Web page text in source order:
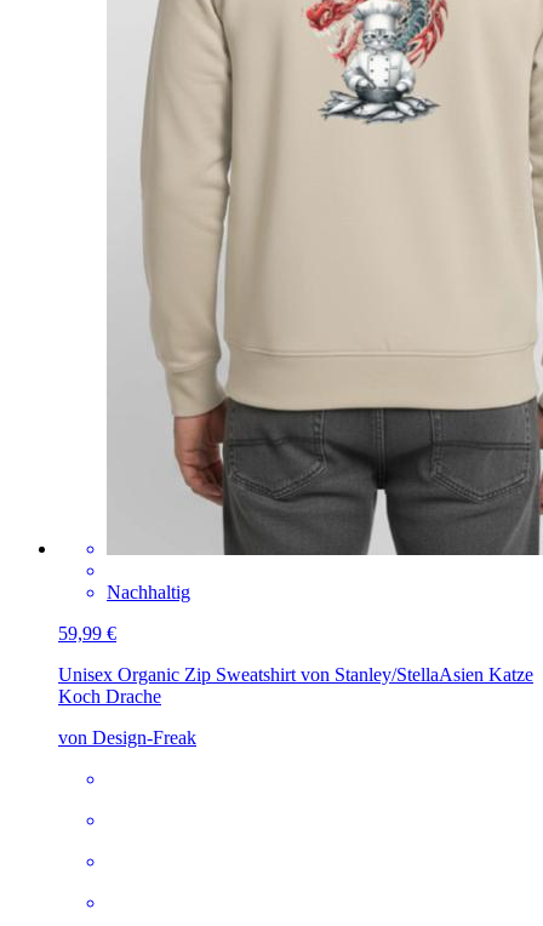
Nachhaltig
59,99 €
Unisex Organic Zip Sweatshirt von Stanley/StellaAsien Katze
Koch Drache
von Design-Freak